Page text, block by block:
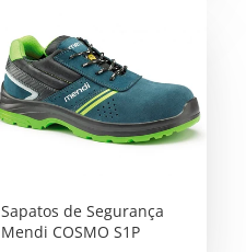
Sapatos de Segurança
Mendi COSMO S1P